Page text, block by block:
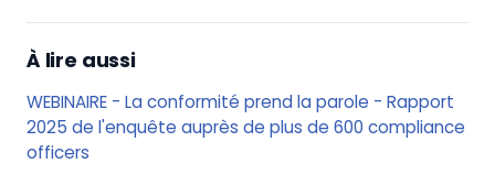
À lire aussi
WEBINAIRE - La conformité prend la parole - Rapport
2025 de l'enquête auprès de plus de 600 compliance
officers